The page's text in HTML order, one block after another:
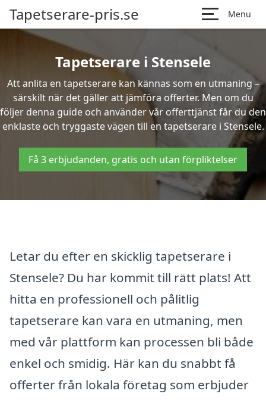
Tapetserare-pris.se Menu
Tapetserare i Stensele
Att anlita en tapetserare kan kännas som en utmaning –
särskilt när det gäller att jämföra offerter. Men om du
följer denna guide och använder vår offerttjänst får du den
enklaste och tryggaste vägen till en tapetserare i Stensele.
Få 3 erbjudanden, gratis och utan förpliktelser
Letar du efter en skicklig tapetserare i
Stensele? Du har kommit till rätt plats! Att
hitta en professionell och pålitlig
tapetserare kan vara en utmaning, men
med vår plattform kan processen bli både
enkel och smidig. Här kan du snabbt få
offerter från lokala företag som erbjuder